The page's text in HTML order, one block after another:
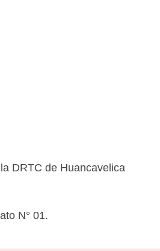
DRTC de Huancavelica
N° 01.